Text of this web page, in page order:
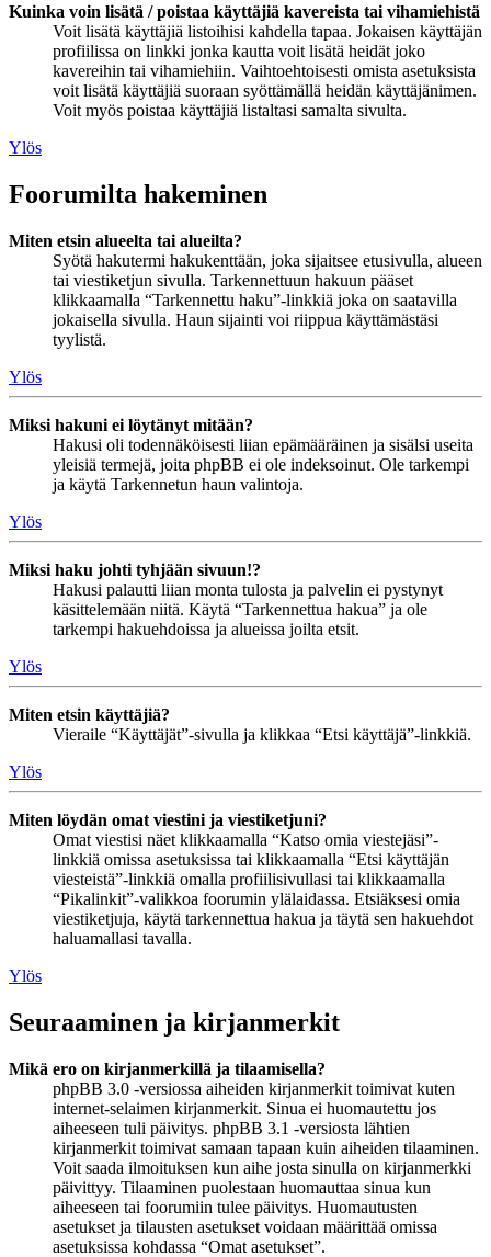
Kuinka voin lisätä / poistaa käyttäjiä kavereista tai vihamiehistä
Voit lisätä käyttäjiä listoihisi kahdella tapaa. Jokaisen käyttäjän
profiilissa on linkki jonka kautta voit lisätä heidät joko
kavereihin tai vihamiehiin. Vaihtoehtoisesti omista asetuksista
voit lisätä käyttäjiä suoraan syöttämällä heidän käyttäjänimen.
Voit myös poistaa käyttäjiä listaltasi samalta sivulta.
Ylös
Foorumilta hakeminen
Miten etsin alueelta tai alueilta?
Syötä hakutermi hakukenttään, joka sijaitsee etusivulla, alueen
tai viestiketjun sivulla. Tarkennettuun hakuun pääset
klikkaamalla “Tarkennettu haku”-linkkiä joka on saatavilla
jokaisella sivulla. Haun sijainti voi riippua käyttämästäsi
tyylistä.
Ylös
Miksi hakuni ei löytänyt mitään?
Hakusi oli todennäköisesti liian epämääräinen ja sisälsi useita
yleisiä termejä, joita phpBB ei ole indeksoinut. Ole tarkempi
ja käytä Tarkennetun haun valintoja.
Ylös
Miksi haku johti tyhjään sivuun!?
Hakusi palautti liian monta tulosta ja palvelin ei pystynyt
käsittelemään niitä. Käytä “Tarkennettua hakua” ja ole
tarkempi hakuehdoissa ja alueissa joilta etsit.
Ylös
Miten etsin käyttäjiä?
Vieraile “Käyttäjät”-sivulla ja klikkaa “Etsi käyttäjä”-linkkiä.
Ylös
Miten löydän omat viestini ja viestiketjuni?
Omat viestisi näet klikkaamalla “Katso omia viestejäsi”-
linkkiä omissa asetuksissa tai klikkaamalla “Etsi käyttäjän
viesteistä”-linkkiä omalla profiilisivullasi tai klikkaamalla
“Pikalinkit”-valikkoa foorumin ylälaidassa. Etsiäksesi omia
viestiketjuja, käytä tarkennettua hakua ja täytä sen hakuehdot
haluamallasi tavalla.
Ylös
Seuraaminen ja kirjanmerkit
Mikä ero on kirjanmerkillä ja tilaamisella?
phpBB 3.0 -versiossa aiheiden kirjanmerkit toimivat kuten
internet-selaimen kirjanmerkit. Sinua ei huomautettu jos
aiheeseen tuli päivitys. phpBB 3.1 -versiosta lähtien
kirjanmerkit toimivat samaan tapaan kuin aiheiden tilaaminen.
Voit saada ilmoituksen kun aihe josta sinulla on kirjanmerkki
päivittyy. Tilaaminen puolestaan huomauttaa sinua kun
aiheeseen tai foorumiin tulee päivitys. Huomautusten
asetukset ja tilausten asetukset voidaan määrittää omissa
asetuksissa kohdassa “Omat asetukset”.